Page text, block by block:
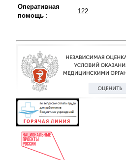
Оперативная
помощь :
122